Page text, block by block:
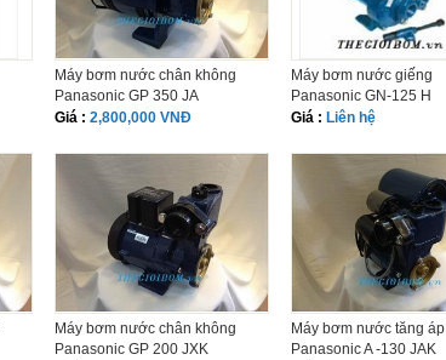
Máy bơm nước chân không
Panasonic GP 350 JA
Giá : 2,800,000 VNĐ
Máy bơm nước giếng
Panasonic GN-125 H
Giá : Liên hệ
Máy bơm nước chân không
Panasonic GP 200 JXK
Máy bơm nước tăng áp
Panasonic A -130 JAK